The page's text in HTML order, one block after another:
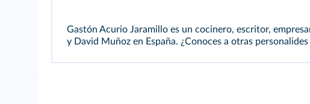
Gastón Acurio Jaramillo es un cocinero, escritor,
y David Muñoz en España. ¿Conoces a otras